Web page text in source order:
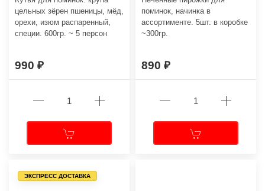
цельных зёрен пшеницы, мёд,
орехи, изюм распаренный,
специи. 600гр. ~ 5 персон
990
поминок, начинка в
ассортименте. 5шт. в коробке
~300гр.
890
ЭКСПРЕСС ДОСТАВКА